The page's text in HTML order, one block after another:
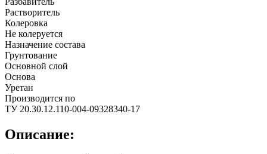
Растворитель
Колеровка
Не колеруется
Назначение состава
Грунтование
Основной слой
Основа
Уретан
Производится по
ТУ 20.30.12.110-004-09328340-17
Описание: